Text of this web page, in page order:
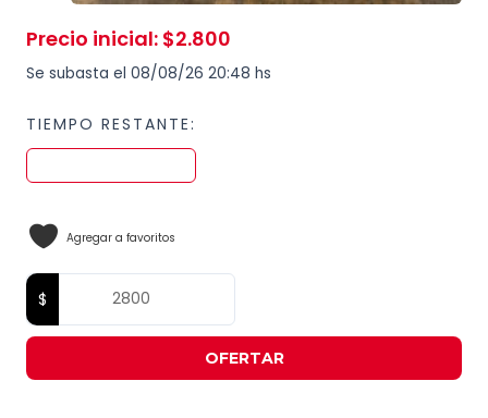
Precio inicial: $2.800
Se subasta el 08/08/26 20:48 hs
TIEMPO RESTANTE:
Agregar a favoritos
OFERTAR